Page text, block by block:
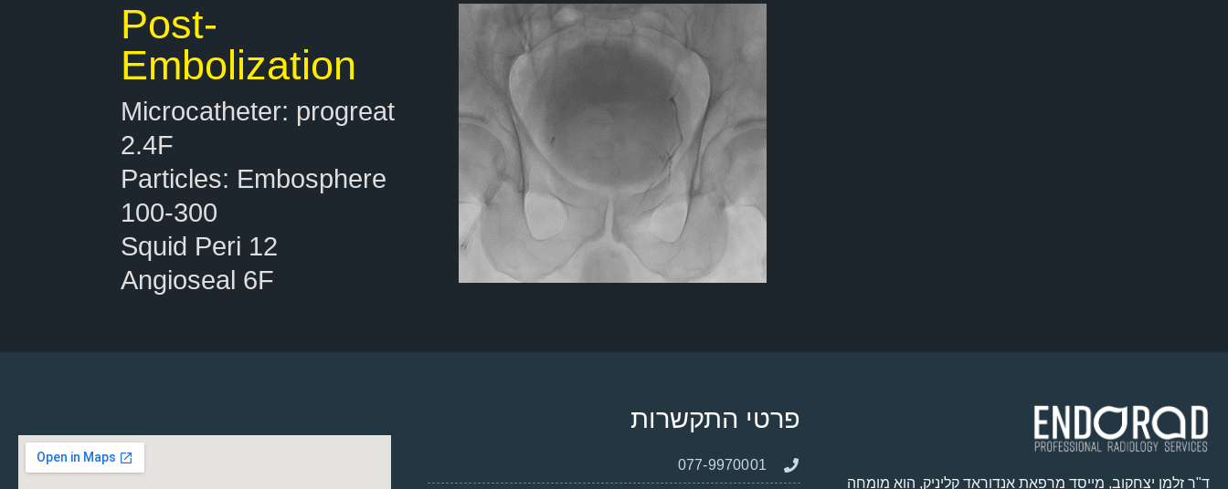
Post-
Embolization
Microcatheter: progreat
2.4F
Particles: Embosphere
100-300
Squid Peri 12
Angioseal 6F
ד"ר זלמן יצחקוב, מייסד מרפאת אנדוראד קליניק, הוא מומחה
פרטי התקשרות
077-9970001